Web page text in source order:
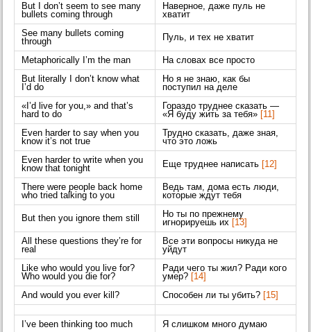
But I don’t seem to see many
bullets coming through
Наверное, даже пуль не
хватит
See many bullets coming
through
Пуль, и тех не хватит
Metaphorically I’m the man
На словах все просто
But literally I don’t know what
I’d do
Но я не знаю, как бы
поступил на деле
«I’d live for you,» and that’s
hard to do
Гораздо труднее сказать —
«Я буду жить за тебя»
[11]
Even harder to say when you
know it’s not true
Трудно сказать, даже зная,
что это ложь
Even harder to write when you
know that tonight
Еще труднее написать [12]
There were people back home
who tried talking to you
Ведь там, дома есть люди,
которые ждут тебя
But then you ignore them still
Но ты по прежнему
игнорируешь их
[13]
All these questions they’re for
real
Все эти вопросы никуда не
уйдут
Like who would you live for?
Who would you die for?
Ради чего ты жил? Ради кого
умер?
[14]
And would you ever kill?
Способен ли ты убить? [15]
I’ve been thinking too much
Я слишком много думаю